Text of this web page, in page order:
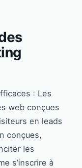
: Les
web conçues
en leads
conçues,
les
s’inscrire à